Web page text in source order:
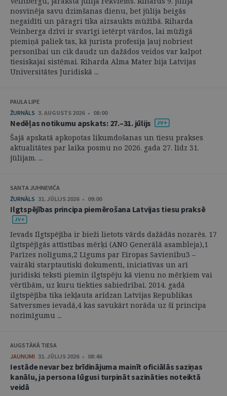
nosvinēja savu dzimšanas dienu, bet jūlija beigās
negaidīti un pāragri tika aizsaukts mūžībā. Riharda
Veinberga dzīvi ir svarīgi ietērpt vārdos, lai mūžīgā
piemiņā paliek tas, kā jurista profesija ļauj nobriest
personībai un cik daudz un dažādos veidos var kalpot
tiesiskajai sistēmai. Riharda Alma Mater bija Latvijas
Universitātes Juridiskā ...
PAULA LIPE
ŽURNĀLS 3. AUGUSTS 2026 • 08:00
Nedēļas notikumu apskats: 27.–31. jūlijs
Šajā apskatā apkopotas likumdošanas un tiesu prakses
aktualitātes par laika posmu no 2026. gada 27. līdz 31.
jūlijam. ...
SANTA JUHNEVIČA
ŽURNĀLS 31. JŪLIJS 2026 • 09:00
Ilgtspējības principa piemērošana Latvijas tiesu praksē
Ievads Ilgtspējība ir bieži lietots vārds dažādās nozarēs. 17
ilgtspējīgās attīstības mērķi (ANO Ģenerālā asambleja),1
Parīzes nolīgums,2 Līgums par Eiropas Savienību3 –
vairāki starptautiski dokumenti, iniciatīvas un arī
juridiski teksti piemin ilgtspēju kā vienu no mērķiem vai
vērtībām, uz kuru tiekties sabiedrībai. 2014. gadā
ilgtspējība tika iekļauta arīdzan Latvijas Republikas
Satversmes ievadā,4 kas savukārt norāda uz šī principa
nozīmīgumu ...
AUGSTĀKĀ TIESA
JAUNUMI 31. JŪLIJS 2026 • 08:46
Iestāde nevar bez brīdinājuma mainīt oficiālās saziņas
kanālu, ja persona lūgusi turpināt sazināties noteiktā
veidā